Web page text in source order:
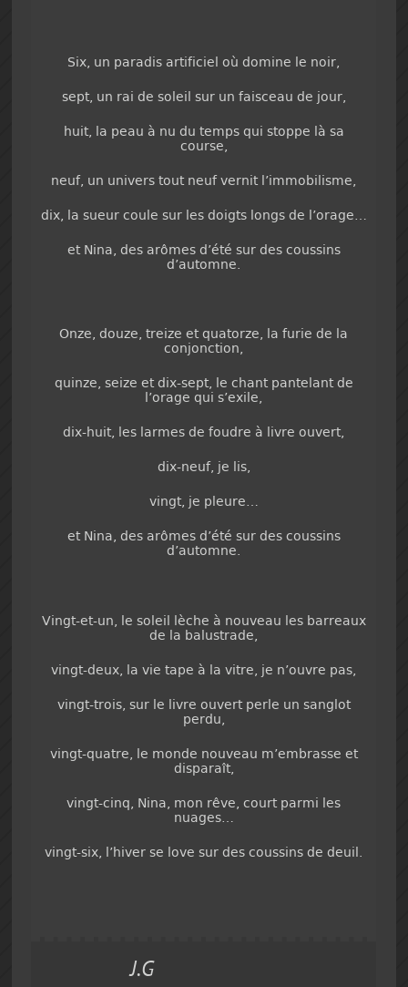
Six, un paradis artificiel où domine le noir,
sept, un rai de soleil sur un faisceau de jour,
huit, la peau à nu du temps qui stoppe là sa
course,
neuf, un univers tout neuf vernit l’immobilisme,
dix, la sueur coule sur les doigts longs de l’orage…
et Nina, des arômes d’été sur des coussins
d’automne.
Onze, douze, treize et quatorze, la furie de la
conjonction,
quinze, seize et dix-sept, le chant pantelant de
l’orage qui s’exile,
dix-huit, les larmes de foudre à livre ouvert,
dix-neuf, je lis,
vingt, je pleure…
et Nina, des arômes d’été sur des coussins
d’automne.
Vingt-et-un, le soleil lèche à nouveau les barreaux
de la balustrade,
vingt-deux, la vie tape à la vitre, je n’ouvre pas,
vingt-trois, sur le livre ouvert perle un sanglot
perdu,
vingt-quatre, le monde nouveau m’embrasse et
disparaît,
vingt-cinq, Nina, mon rêve, court parmi les
nuages…
vingt-six, l’hiver se love sur des coussins de deuil.
J.G